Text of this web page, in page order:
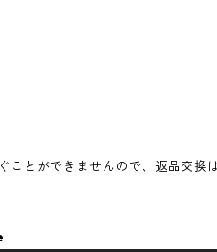
とができませんので、返品交換